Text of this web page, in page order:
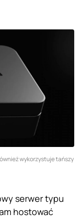
wykorzystuje tańszy
serwer typu
hostować